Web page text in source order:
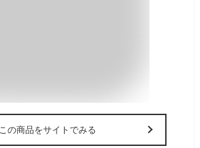
この商品をサイトでみる